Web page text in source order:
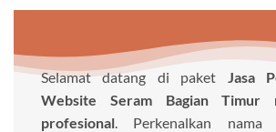
Selamat datang di paket Jasa
Website Seram Bagian Timur
profesional. Perkenalkan nama